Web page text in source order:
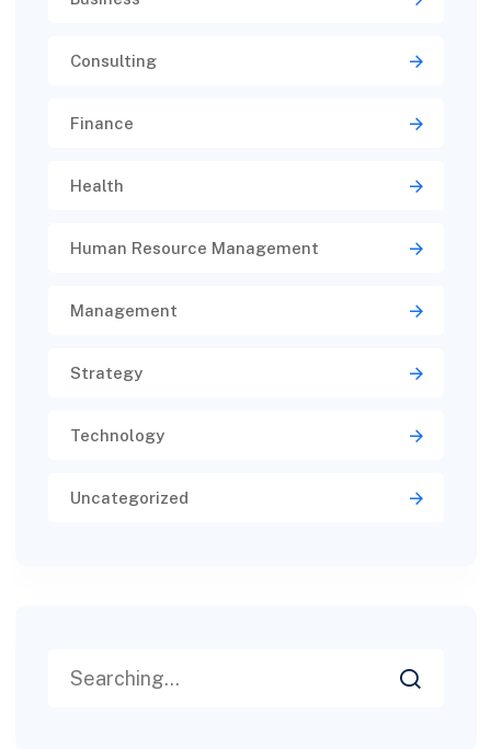
Consulting
Finance
Health
Human Resource Management
Management
Strategy
Technology
Uncategorized